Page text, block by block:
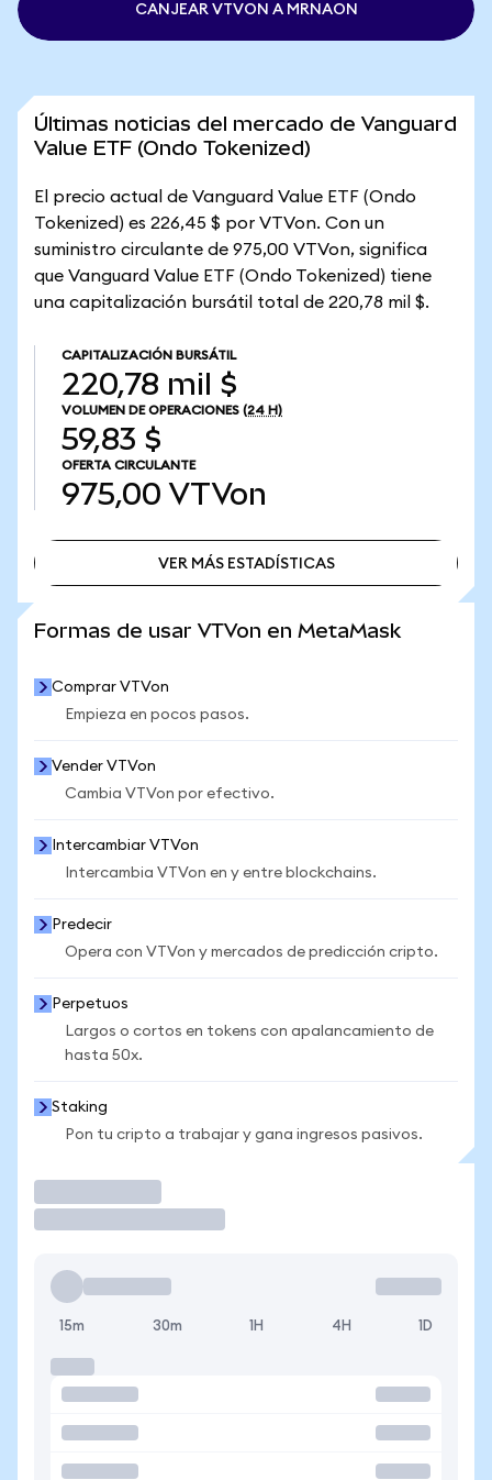
CANJEAR VTVON A MRNAON
Últimas noticias del mercado de Vanguard
Value ETF (Ondo Tokenized)
El precio actual de Vanguard Value ETF (Ondo
Tokenized) es 226,45 $ por VTVon. Con un
suministro circulante de 975,00 VTVon, significa
que Vanguard Value ETF (Ondo Tokenized) tiene
una capitalización bursátil total de 220,78 mil $.
CAPITALIZACIÓN BURSÁTIL
220,78 mil $
VOLUMEN DE OPERACIONES (24 H)
59,83 $
OFERTA CIRCULANTE
975,00 VTVon
VER MÁS ESTADÍSTICAS
Formas de usar VTVon en MetaMask
Comprar VTVon
Empieza en pocos pasos.
Vender VTVon
Cambia VTVon por efectivo.
Intercambiar VTVon
Intercambia VTVon en y entre blockchains.
Predecir
Opera con VTVon y mercados de predicción cripto.
Perpetuos
Largos o cortos en tokens con apalancamiento de
hasta 50x.
Staking
Pon tu cripto a trabajar y gana ingresos pasivos.
15m 30m 1H 4H 1D